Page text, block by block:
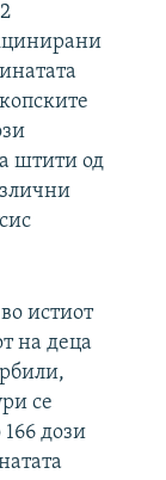
штити од
истиот
на деца
се
дози